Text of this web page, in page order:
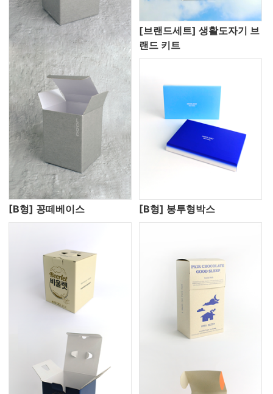
[B형] 꽁떼베이스
[브랜드세트] 생활도자기 브
랜드 키트
[B형] 봉투형박스